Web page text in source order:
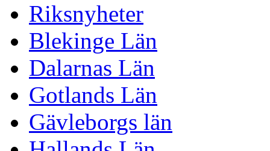
Riksnyheter
Blekinge Län
Dalarnas Län
Gotlands Län
Gävleborgs län